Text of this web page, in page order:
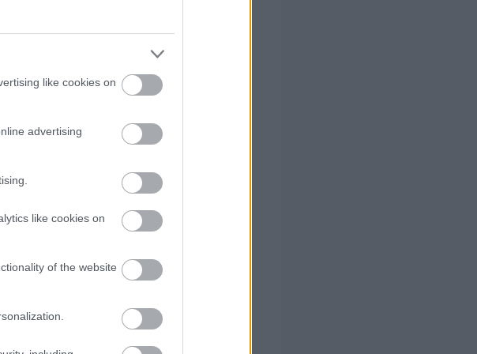
like cookies on
advertising
like cookies on
of the website
μόνο ηλεκτρονικά στη
στο σημείο 5.1. της παρούσας
στα χέρια σας
Υπολογιστών σε 2